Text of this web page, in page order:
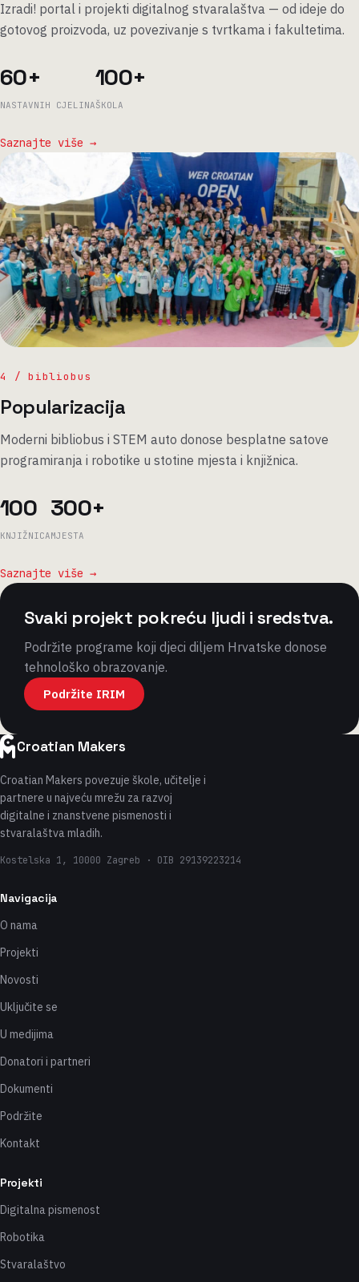
Izradi! portal i projekti digitalnog stvaralaštva — od ideje do
gotovog proizvoda, uz povezivanje s tvrtkama i fakultetima.
60+
NASTAVNIH CJELINA
100+
ŠKOLA
Saznajte više →
4 / bibliobus
Popularizacija
Moderni bibliobus i STEM auto donose besplatne satove
programiranja i robotike u stotine mjesta i knjižnica.
100
KNJIŽNICA
300+
MJESTA
Saznajte više →
Svaki projekt pokreću ljudi i sredstva.
Podržite programe koji djeci diljem Hrvatske donose
tehnološko obrazovanje.
Podržite IRIM
Croatian Makers
Croatian Makers povezuje škole, učitelje i
partnere u najveću mrežu za razvoj
digitalne i znanstvene pismenosti i
stvaralaštva mladih.
Kostelska 1, 10000 Zagreb · OIB 29139223214
Navigacija
O nama
Projekti
Novosti
Uključite se
U medijima
Donatori i partneri
Dokumenti
Podržite
Kontakt
Projekti
Digitalna pismenost
Robotika
Stvaralaštvo